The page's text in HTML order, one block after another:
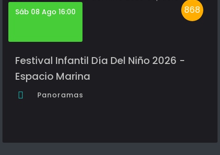
868
Sáb 08 Ago 16:00
Festival Infantil Día Del Niño 2026 -
Espacio Marina
Panoramas